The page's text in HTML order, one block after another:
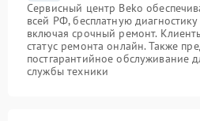
Сервисный центр Beko
всей РФ, бесплатную
включая срочный ремонт.
статус ремонта онлайн. Также
постгарантийное обслуживание
службы техники